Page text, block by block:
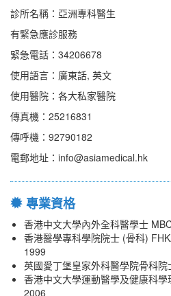
診所名稱：亞洲專科醫生
有緊急應診服務
緊急電話：34206678
使用語言：廣東話, 英文
使用醫院：各大私家醫院
傳真機：25216831
傳呼機：92790182
電郵地址：info@asiamedical.hk
專業資格
香港中文大學內外全科醫學士
香港醫學專科學院院士 (骨科)
1999
英國愛丁堡皇家外科醫學院骨科
香港中文大學運動醫學及健康科
2006